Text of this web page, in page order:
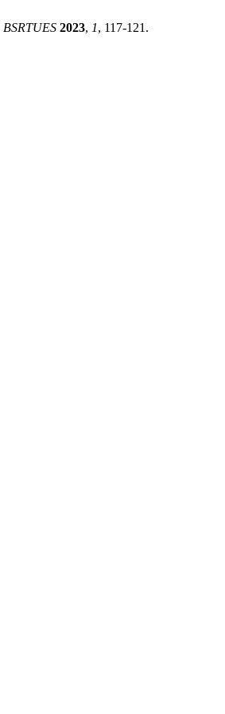
BSRTUES 2023, 1, 117-121.